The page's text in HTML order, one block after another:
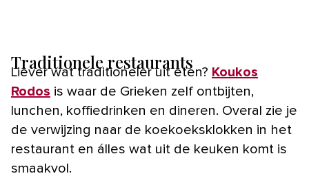
Traditionele restaurants
Liever wat traditioneler uit eten? Koukos
Rodos is waar de Grieken zelf ontbijten,
lunchen, koffiedrinken en dineren. Overal zie je
de verwijzing naar de koekoeksklokken in het
restaurant en álles wat uit de keuken komt is
smaakvol.